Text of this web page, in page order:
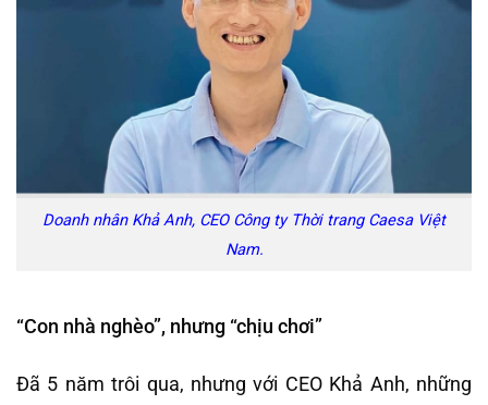
Doanh nhân Khả Anh, CEO Công ty Thời trang Caesa Việt
Nam.
“Con nhà nghèo”, nhưng “chịu chơi”
Đã 5 năm trôi qua, nhưng với CEO Khả Anh, những